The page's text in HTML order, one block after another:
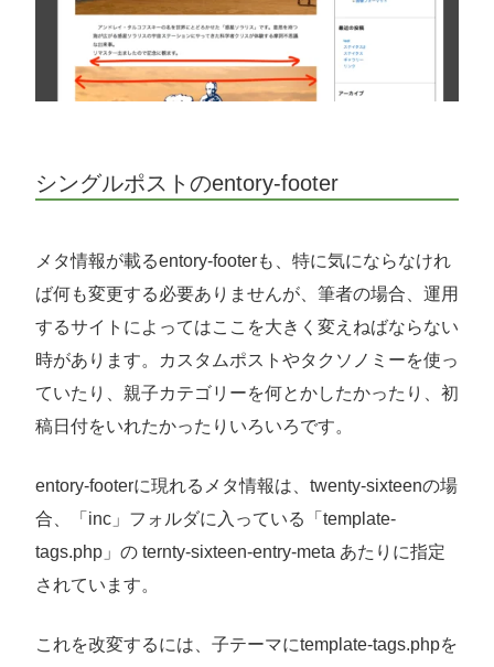
シングルポストのentory-footer
メタ情報が載るentory-footerも、特に気にならなけれ
ば何も変更する必要ありませんが、筆者の場合、運用
するサイトによってはここを大きく変えねばならない
時があります。カスタムポストやタクソノミーを使っ
ていたり、親子カテゴリーを何とかしたかったり、初
稿日付をいれたかったりいろいろです。
entory-footerに現れるメタ情報は、twenty-sixteenの場
合、「inc」フォルダに入っている「template-
tags.php」の ternty-sixteen-entry-meta あたりに指定
されています。
これを改変するには、子テーマにtemplate-tags.phpを